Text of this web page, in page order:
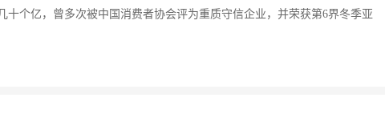
十个亿，曾多次被中国消费者协会评为重质守信企业，并荣获第6界冬季亚